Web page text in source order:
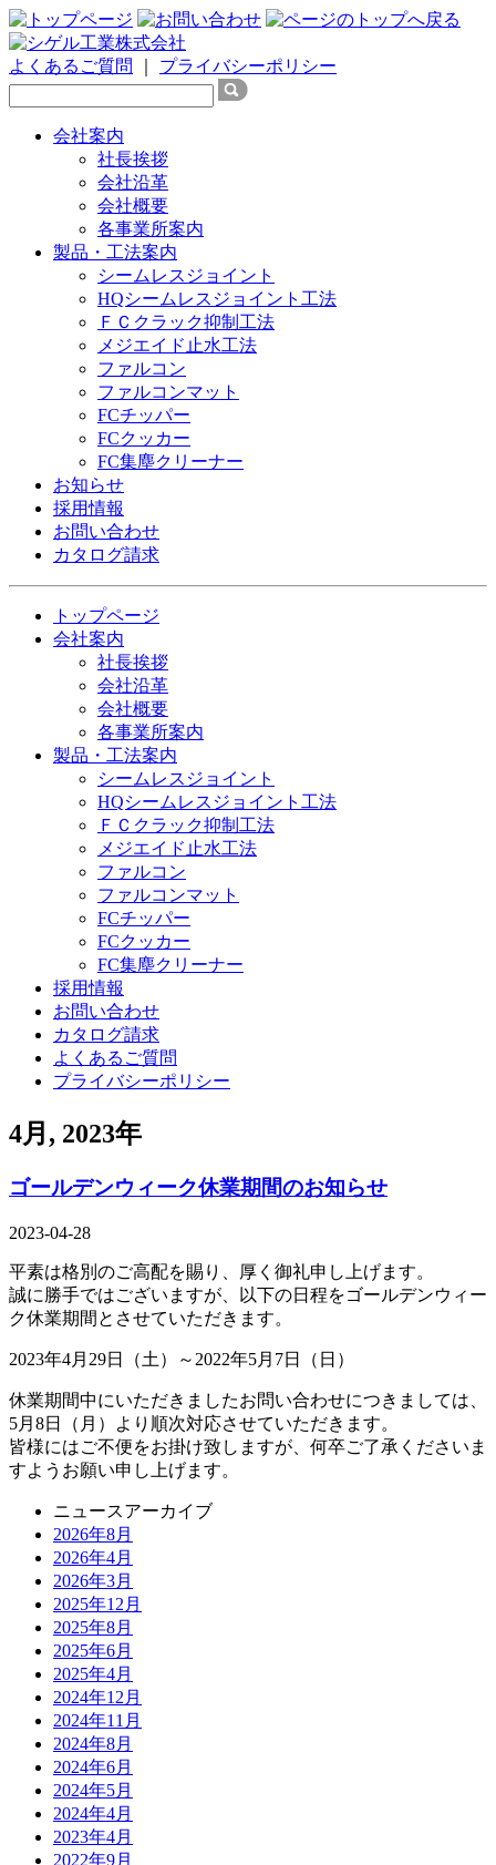
よくあるご質問 プライバシーポリシー
会社案内
社長挨拶
会社沿革
会社概要
各事業所案内
製品・工法案内
シームレスジョイント
HQシームレスジョイント工法
ＦＣクラック抑制工法
メジエイド止水工法
ファルコン
ファルコンマット
FCチッパー
FCクッカー
FC集塵クリーナー
お知らせ
採用情報
お問い合わせ
カタログ請求
トップページ
会社案内
社長挨拶
会社沿革
会社概要
各事業所案内
製品・工法案内
シームレスジョイント
HQシームレスジョイント工法
ＦＣクラック抑制工法
メジエイド止水工法
ファルコン
ファルコンマット
FCチッパー
FCクッカー
FC集塵クリーナー
採用情報
お問い合わせ
カタログ請求
よくあるご質問
プライバシーポリシー
4月, 2023年
ゴールデンウィーク休業期間のお知らせ
2023-04-28
平素は格別のご高配を賜り、厚く御礼申し上げます。
誠に勝手ではございますが、以下の日程をゴールデンウィー
ク休業期間とさせていただきます。
2023年4月29日（土）～2022年5月7日（日）
休業期間中にいただきましたお問い合わせにつきましては、
5月8日（月）より順次対応させていただきます。
皆様にはご不便をお掛け致しますが、何卒ご了承くださいま
すようお願い申し上げます。
ニュースアーカイブ
2026年8月
2026年4月
2026年3月
2025年12月
2025年8月
2025年6月
2025年4月
2024年12月
2024年11月
2024年8月
2024年6月
2024年5月
2024年4月
2023年4月
2022年9月